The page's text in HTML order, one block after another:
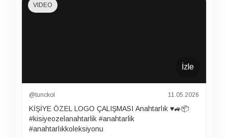
İzle
VIDEO
@tunckol 11.05.2026
KİŞİYE ÖZEL LOGO ÇALIŞMASI Anahtarlık ♥️🚙📦
#kisiyeozelanahtarlik #anahtarlik
#anahtarlıkkoleksiyonu